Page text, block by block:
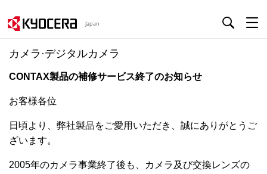
Japan
カメラ·デジタルカメラ
CONTAX製品の補修サービス終了のお知らせ
お客様各位
日頃より、弊社製品をご愛用いただき、誠にありがとうご
ざいます。
2005年のカメラ事業終了後も、カメラ及び交換レンズの